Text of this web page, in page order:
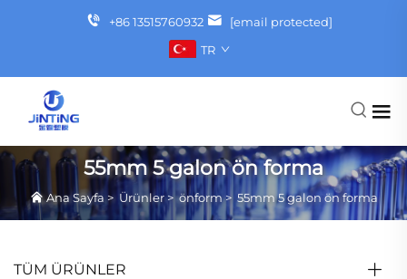
+86 13515760932
[email protected]
TR
55mm 5 galon ön forma
Ana Sayfa > Ürünler>önform> 55mm 5 galon ön forma
TÜM ÜRÜNLER